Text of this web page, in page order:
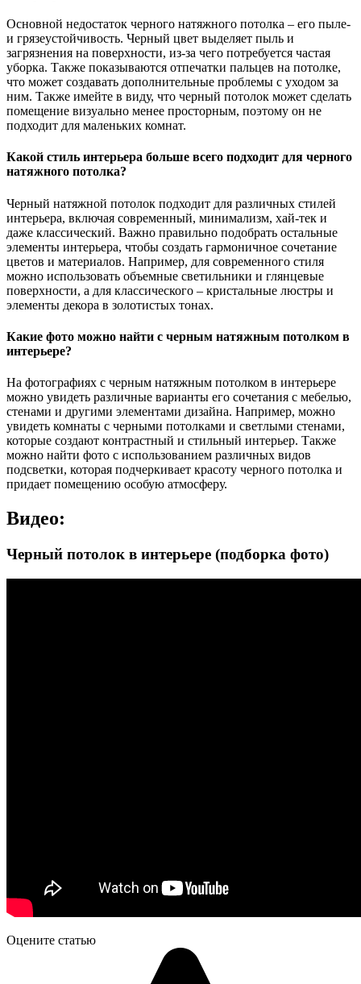
Основной недостаток черного натяжного потолка – его пыле-
и грязеустойчивость. Черный цвет выделяет пыль и
загрязнения на поверхности, из-за чего потребуется частая
уборка. Также показываются отпечатки пальцев на потолке,
что может создавать дополнительные проблемы с уходом за
ним. Также имейте в виду, что черный потолок может сделать
помещение визуально менее просторным, поэтому он не
подходит для маленьких комнат.
Какой стиль интерьера больше всего подходит для черного
натяжного потолка?
Черный натяжной потолок подходит для различных стилей
интерьера, включая современный, минимализм, хай-тек и
даже классический. Важно правильно подобрать остальные
элементы интерьера, чтобы создать гармоничное сочетание
цветов и материалов. Например, для современного стиля
можно использовать объемные светильники и глянцевые
поверхности, а для классического – кристальные люстры и
элементы декора в золотистых тонах.
Какие фото можно найти с черным натяжным потолком в
интерьере?
На фотографиях с черным натяжным потолком в интерьере
можно увидеть различные варианты его сочетания с мебелью,
стенами и другими элементами дизайна. Например, можно
увидеть комнаты с черными потолками и светлыми стенами,
которые создают контрастный и стильный интерьер. Также
можно найти фото с использованием различных видов
подсветки, которая подчеркивает красоту черного потолка и
придает помещению особую атмосферу.
Видео:
Черный потолок в интерьере (подборка фото)
Оцените статью